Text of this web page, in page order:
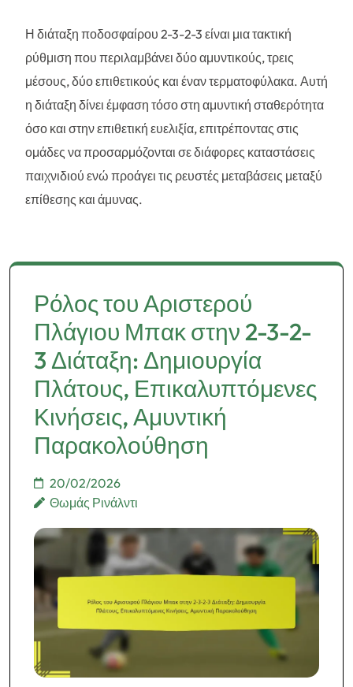
Η διάταξη ποδοσφαίρου 2-3-2-3 είναι μια τακτική
ρύθμιση που περιλαμβάνει δύο αμυντικούς, τρεις
μέσους, δύο επιθετικούς και έναν τερματοφύλακα. Αυτή
η διάταξη δίνει έμφαση τόσο στη αμυντική σταθερότητα
όσο και στην επιθετική ευελιξία, επιτρέποντας στις
ομάδες να προσαρμόζονται σε διάφορες καταστάσεις
παιχνιδιού ενώ προάγει τις ρευστές μεταβάσεις μεταξύ
επίθεσης και άμυνας.
Ρόλος του Αριστερού
Πλάγιου Μπακ στην 2-3-2-
3 Διάταξη: Δημιουργία
Πλάτους, Επικαλυπτόμενες
Κινήσεις, Αμυντική
Παρακολούθηση
20/02/2026
Θωμάς Ρινάλντι